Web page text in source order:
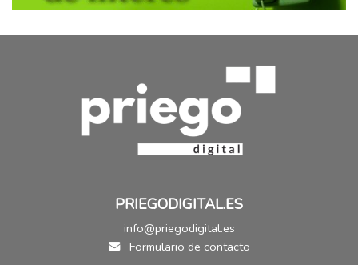
PRIEGODIGITAL.ES
info@priegodigital.es
Formulario de contacto